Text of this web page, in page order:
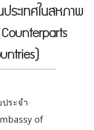
ระเทศในสหภาพ
ระจำ
of